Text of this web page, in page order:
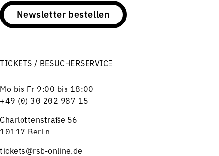
Newsletter bestellen
TICKETS / BESUCHERSERVICE
Mo bis Fr 9:00 bis 18:00
+49 (0) 30 202 987 15
Charlottenstraße 56
10117 Berlin
tickets@rsb-online.de